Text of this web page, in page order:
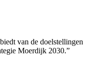
van de doelstellingen
Moerdijk 2030.”